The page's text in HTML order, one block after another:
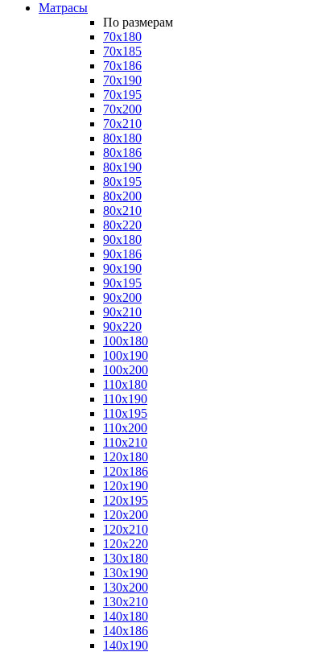
Матрасы
По размерам
70x180
70x185
70x186
70x190
70x195
70x200
70x210
80x180
80x186
80x190
80x195
80x200
80x210
80x220
90x180
90x186
90x190
90x195
90x200
90x210
90x220
100x180
100x190
100x200
110x180
110x190
110x195
110x200
110x210
120x180
120x186
120x190
120x195
120x200
120x210
120x220
130x180
130x190
130x200
130x210
140x180
140x186
140x190